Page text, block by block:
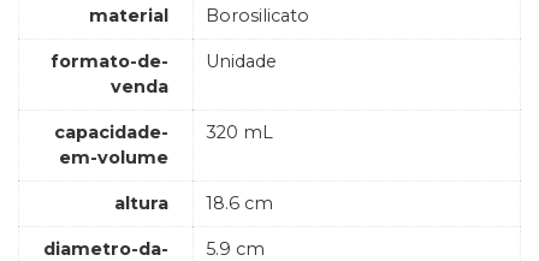
material Borosilicato
formato-de-
venda
Unidade
capacidade-
em-volume
320 mL
altura 18.6 cm
diametro-da-
5.9 cm